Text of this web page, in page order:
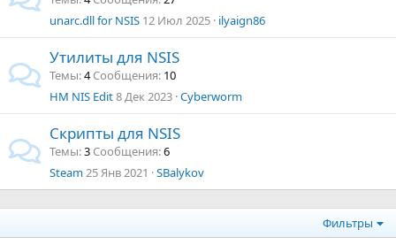
unarc.dll for NSIS 12 Июл 2025 ilyaign86
Утилиты для NSIS
Темы 4 Сообщения 10
HM NIS Edit8 Дек 2023 Cyberworm
Скрипты для NSIS
Темы 3 Сообщения 6
Steam25 Янв 2021 SBalykov
Фильтры